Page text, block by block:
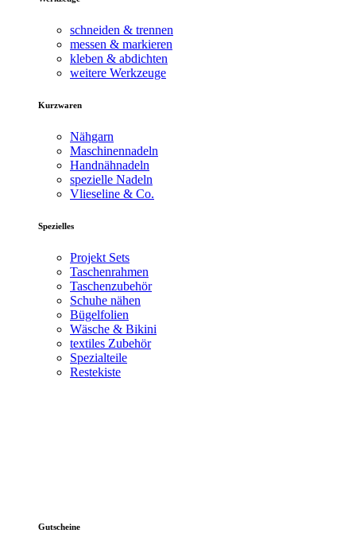
schneiden & trennen
messen & markieren
kleben & abdichten
weitere Werkzeuge
Kurzwaren
Nähgarn
Maschinennadeln
Handnähnadeln
spezielle Nadeln
Vlieseline & Co.
Spezielles
Projekt Sets
Taschenrahmen
Taschenzubehör
Schuhe nähen
Bügelfolien
Wäsche & Bikini
textiles Zubehör
Spezialteile
Restekiste
Gutscheine